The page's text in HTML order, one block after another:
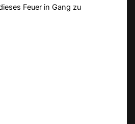
Feuer in Gang zu